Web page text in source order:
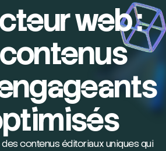
web :
contenus éditoriaux uniques qui